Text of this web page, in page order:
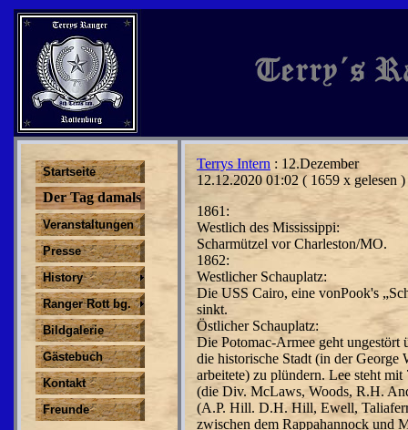
Startseite
Der Tag damals
Veranstaltungen
Presse
History
Ranger Rott bg.
Bildgalerie
Gästebuch
Kontakt
Freunde
Terrys Intern : 12.Dezember
12.12.2020 01:02 ( 1659 x gelesen )
1861:
Westlich des Mississippi:
Scharmützel vor Charleston/MO.
1862:
Westlicher Schauplatz:
Die USS Cairo, eine vonPook's
sinkt.
Östlicher Schauplatz:
Die Potomac-Armee geht ungestört
die historische Stadt (in der George
arbeitete) zu plün­dern. Lee steht
(die Div. McLaws, Woods, R.H.
(A.P. Hill. D.H. Hill, Ewell,
zwischen dem Rappahannock und